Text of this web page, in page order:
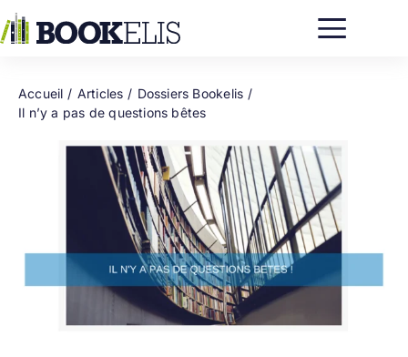
au
contenu
Accueil Articles
Dossiers Bookelis
Il n’y a pas de questions bêtes